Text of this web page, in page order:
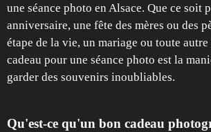
une séance photo en Alsace. Que ce soit
anniversaire, une fête des mères ou des
étape de la vie, un mariage ou toute
cadeau pour une séance photo est la
garder des souvenirs inoubliables.
Qu'est-ce qu'un bon cadeau